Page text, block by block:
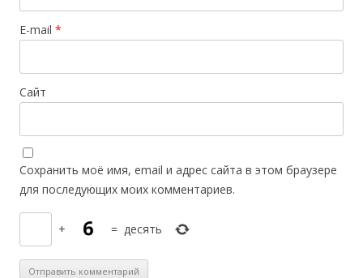
E-mail *
Сайт
Сохранить моё имя, email и адрес сайта в этом браузере
для последующих моих комментариев.
+ = десять